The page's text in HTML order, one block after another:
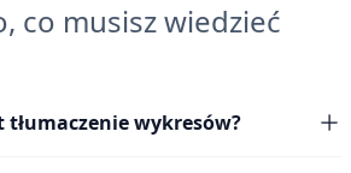
co musisz wiedzieć
tłumaczenie wykresów?